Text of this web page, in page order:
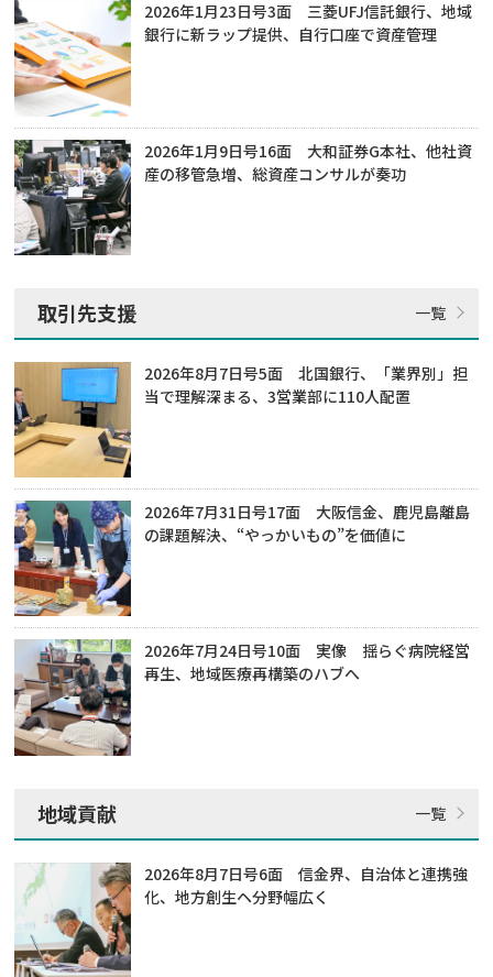
2026年1月23日号3面 三菱UFJ信託銀行、地域
銀行に新ラップ提供、自行口座で資産管理
2026年1月9日号16面 大和証券G本社、他社資
産の移管急増、総資産コンサルが奏功
取引先支援
2026年8月7日号5面 北国銀行、「業界別」担
当で理解深まる、3営業部に110人配置
2026年7月31日号17面 大阪信金、鹿児島離島
の課題解決、“やっかいもの”を価値に
2026年7月24日号10面 実像 揺らぐ病院経営
再生、地域医療再構築のハブへ
地域貢献
2026年8月7日号6面 信金界、自治体と連携強
化、地方創生ヘ分野幅広く